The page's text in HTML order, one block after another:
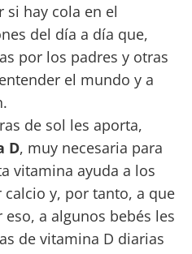
si hay cola en el
del día a día que,
por los padres y otras
el mundo y a
de sol les aporta,
D, muy necesaria para
vitamina ayuda a los
calcio y, por tanto, a que
eso, a algunos bebés les
de vitamina D diarias